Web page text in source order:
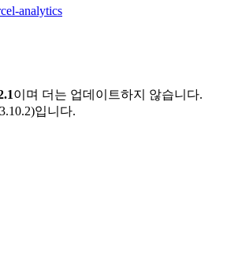
analytics
이며 더는 업데이트하지 않습니다.
3.10.2)입니다.